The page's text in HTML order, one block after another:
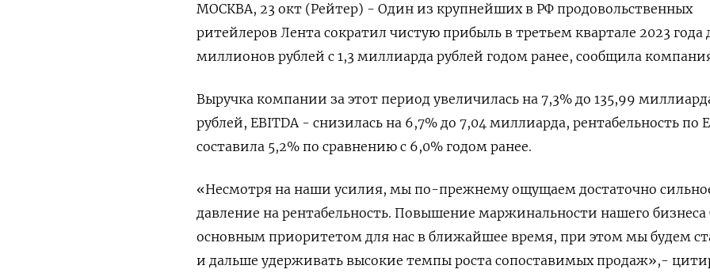
МОСКВА, 23 окт (Рейтер) - Один из крупнейших в РФ продовольственных
ритейлеров Лента сократил чистую прибыль в третьем квартале 2023 года
миллионов рублей с 1,3 миллиарда рублей годом ранее, сообщила
Выручка компании за этот период увеличилась на 7,3% до 135,99
рублей, EBITDA - снизилась на 6,7% до 7,04 миллиарда, рентабельность по
составила 5,2% по сравнению с 6,0% годом ранее.
«Несмотря на наши усилия, мы по-прежнему ощущаем достаточно
давление на рентабельность. Повышение маржинальности нашего бизнеса
основным приоритетом для нас в ближайшее время, при этом мы будем
и дальше удерживать высокие темпы роста сопоставимых продаж»,-